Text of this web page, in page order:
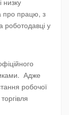
про працю, з
роботодавці у
Адже
робочої